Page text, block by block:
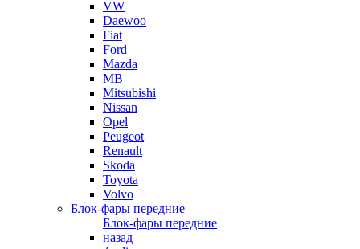
VW
Daewoo
Fiat
Ford
Mazda
MB
Mitsubishi
Nissan
Opel
Peugeot
Renault
Skoda
Toyota
Volvo
Блок-фары передние
Блок-фары передние
назад